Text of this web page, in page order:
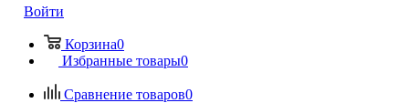
Войти
Корзина0
Избранные товары0
Сравнение товаров0